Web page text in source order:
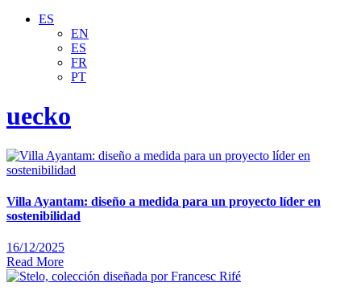
ES
EN
ES
FR
PT
uecko
Villa Ayantam: diseño a medida para un proyecto líder en
sostenibilidad
16/12/2025
Read More